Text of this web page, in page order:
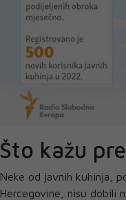
Što kažu
Neke od javnih kuhinja,
Hercegovine, nisu dobili